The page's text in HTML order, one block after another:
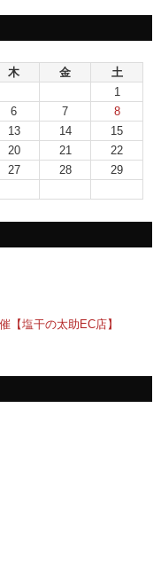
木 金
土
1
6 7
8
13 14
15
20 21
22
27 28
29
【塩干の太助EC店】